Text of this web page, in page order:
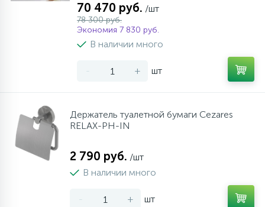
70 470 руб. /шт
78 300 руб.
Экономия 7 830 руб.
В наличии много
- + шт
Держатель туалетной бумаги Cezares
RELAX-PH-IN
2 790 руб. /шт
В наличии много
- + шт